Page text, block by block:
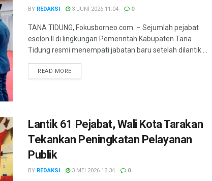
BY REDAKSI 3 JUNI 2026 11:04 0
TANA TIDUNG, Fokusborneo.com – Sejumlah pejabat
eselon II di lingkungan Pemerintah Kabupaten Tana
Tidung resmi menempati jabatan baru setelah dilantik ...
READ MOREDETAILS
Lantik 61 Pejabat, Wali Kota Tarakan
Tekankan Peningkatan Pelayanan
Publik
BY REDAKSI 3 MEI 2026 13:34 0